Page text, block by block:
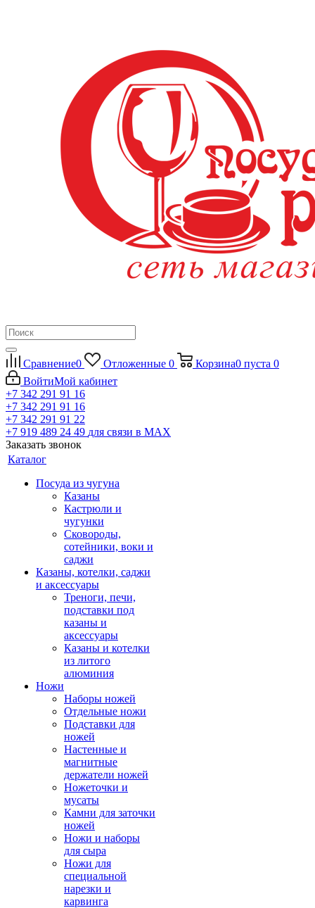
Сравнение0 Отложенные 0 Корзина0 пуста 0
ВойтиМой кабинет
+7 342 291 91 16
+7 342 291 91 16
+7 342 291 91 22
+7 919 489 24 49 для связи в МАХ
Заказать звонок
Каталог
Посуда из чугуна
Казаны
Кастрюли и
чугунки
Сковороды,
сотейники, воки и
саджи
Казаны, котелки, саджи
и аксессуары
Треноги, печи,
подставки под
казаны и
аксессуары
Казаны и котелки
из литого
алюминия
Ножи
Наборы ножей
Отдельные ножи
Подставки для
ножей
Настенные и
магнитные
держатели ножей
Ножеточки и
мусаты
Камни для заточки
ножей
Ножи и наборы
для сыра
Ножи для
специальной
нарезки и
карвинга